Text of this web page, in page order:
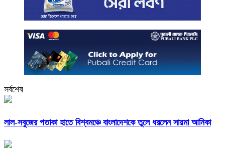
সর্বশেষ
লাল-সবুজের পতাকা হাতে বিশ্বমঞ্চে বাংলাদেশকে তুলে ধরলেন সায়মা আনিকা